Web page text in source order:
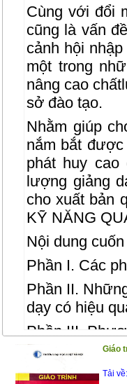
Cùng với đổi
cũng là vấn
cảnh hội
một trong
nâng cao
sở đào tạo.
Nhằm giúp
nắm bắt
phát huy cao
lượng giảng
cho xuất bản
KỸ NĂNG
Nội dung
Phần I. Các
Phần II.
dạy có hiệu
Phần III.
Phần IV. Lập
Phần V. Kinh
Giáo
Tải về: